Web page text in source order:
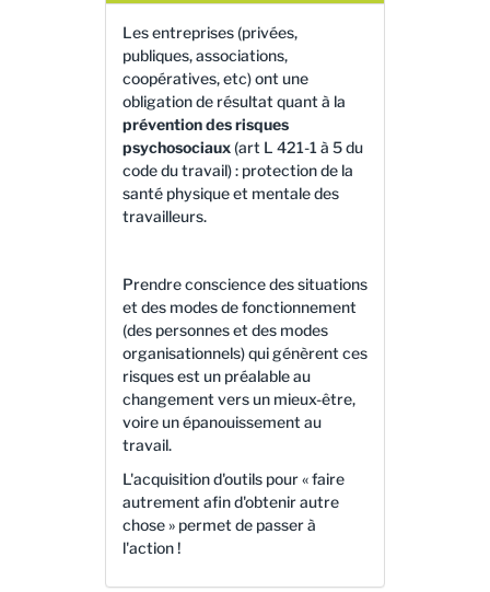
Les entreprises (privées,
publiques, associations,
coopératives, etc) ont une
obligation de résultat quant à la
prévention des risques
psychosociaux (art L 421-1 à 5 du
code du travail) : protection de la
santé physique et mentale des
travailleurs.
Prendre conscience des situations
et des modes de fonctionnement
(des personnes et des modes
organisationnels) qui génèrent ces
risques est un préalable au
changement vers un mieux-être,
voire un épanouissement au
travail.
L'acquisition d'outils pour « faire
autrement afin d'obtenir autre
chose » permet de passer à
l'action !